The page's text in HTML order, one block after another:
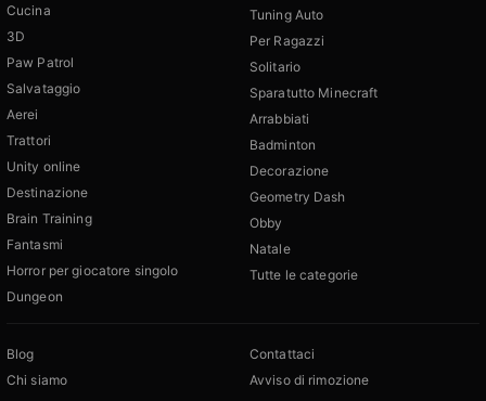
Cucina
3D
Paw Patrol
Salvataggio
Aerei
Trattori
Unity online
Destinazione
Brain Training
Fantasmi
Horror per giocatore singolo
Dungeon
Tuning Auto
Per Ragazzi
Solitario
Sparatutto Minecraft
Arrabbiati
Badminton
Decorazione
Geometry Dash
Obby
Natale
Tutte le categorie
Blog
Chi siamo
Contattaci
Avviso di rimozione